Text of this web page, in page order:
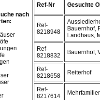
nach
Ref-Nr Gesuchte
Ref-
8218948
Bauernhof,
Landhaus,
Ref-
8218832
Bauernhof,
Ref-
8218658
Reiterhof
Ref-
8217614